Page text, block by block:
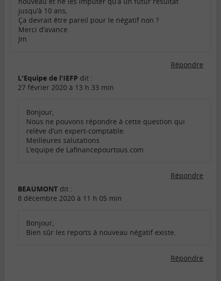
jusqu’à 10 ans,
Ça devrait être pareil pour le négatif non ?
Merci d’avance
Jm
Répondre
L'Equipe de l'IEFP dit :
27 février 2020 à 13 h 33 min
Bonjour,
Nous ne pouvons répondre à cette question qui
relève d’un expert-comptable.
Meilleures salutations
L’equipe de Lafinancepourtous.com
Répondre
BEAUMONT dit :
8 décembre 2020 à 11 h 05 min
Bonjour,
Bien sûr les reports à nouveau négatif existe.
Répondre